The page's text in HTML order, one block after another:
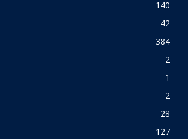
140
42
384
2
1
2
28
127